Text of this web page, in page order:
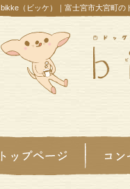
bikke（ビッケ）｜富士宮市大宮町の